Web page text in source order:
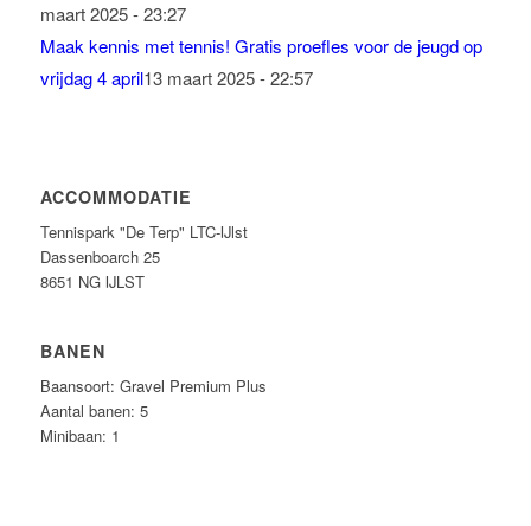
maart 2025 - 23:27
Maak kennis met tennis! Gratis proefles voor de jeugd op
vrijdag 4 april13 maart 2025 - 22:57
ACCOMMODATIE
Tennispark "De Terp" LTC-IJlst
Dassenboarch 25
8651 NG IJLST
BANEN
Baansoort: Gravel Premium Plus
Aantal banen: 5
Minibaan: 1